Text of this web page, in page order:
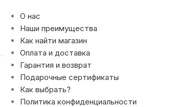
О нас
Наши преимущества
Как найти магазин
Оплата и доставка
Гарантия и возврат
Подарочные сертификаты
Как выбрать?
Политика конфиденциальности